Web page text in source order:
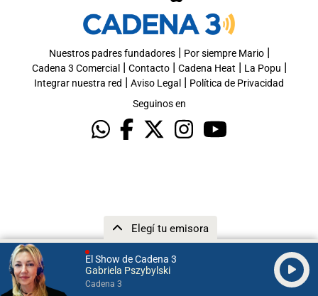
El Show de Cadena 3
Gabriela Pszybylski
Cadena 3
Elegí tu emisora
Nuestros padres fundadores| Por siempre Mario|
Cadena 3 Comercial | Contacto| Cadena Heat | La Popu |
Integrar nuestra red | Aviso Legal | Política de Privacidad
Seguinos en